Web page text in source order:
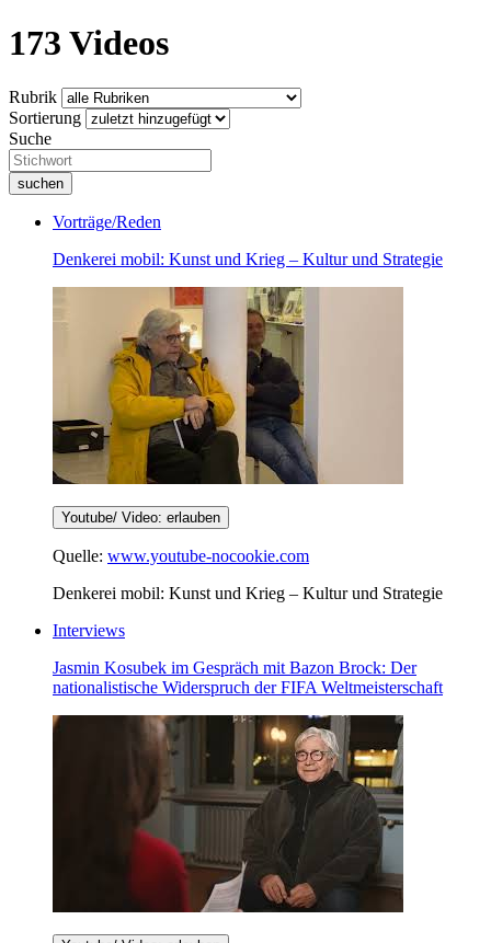
173 Videos
Rubrik
Sortierung
Suche
Vorträge/Reden
Denkerei mobil: Kunst und Krieg – Kultur und Strategie
Youtube/ Video: erlauben
Quelle: www.youtube-nocookie.com
Denkerei mobil: Kunst und Krieg – Kultur und Strategie
Interviews
Jasmin Kosubek im Gespräch mit Bazon Brock: Der
nationalistische Widerspruch der FIFA Weltmeisterschaft